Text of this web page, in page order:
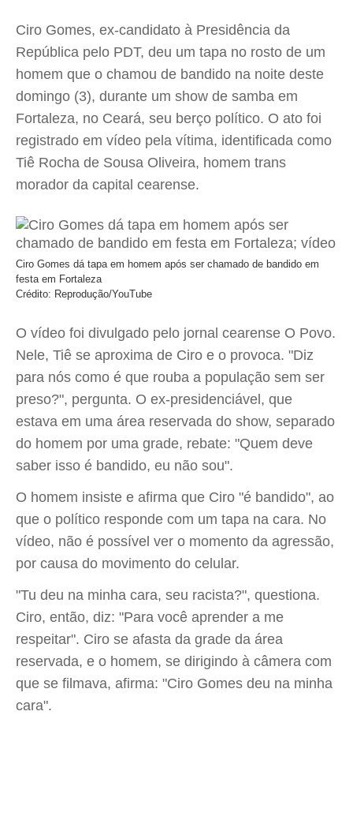
Ciro Gomes, ex-candidato à Presidência da
República pelo PDT, deu um tapa no rosto de um
homem que o chamou de bandido na noite deste
domingo (3), durante um show de samba em
Fortaleza, no Ceará, seu berço político. O ato foi
registrado em vídeo pela vítima, identificada como
Tiê Rocha de Sousa Oliveira, homem trans
morador da capital cearense.
Ciro Gomes dá tapa em homem após ser chamado de bandido em
festa em Fortaleza
Crédito: Reprodução/YouTube
O vídeo foi divulgado pelo jornal cearense O Povo.
Nele, Tiê se aproxima de Ciro e o provoca. "Diz
para nós como é que rouba a população sem ser
preso?", pergunta. O ex-presidenciável, que
estava em uma área reservada do show, separado
do homem por uma grade, rebate: "Quem deve
saber isso é bandido, eu não sou".
O homem insiste e afirma que Ciro "é bandido", ao
que o político responde com um tapa na cara. No
vídeo, não é possível ver o momento da agressão,
por causa do movimento do celular.
"Tu deu na minha cara, seu racista?", questiona.
Ciro, então, diz: "Para você aprender a me
respeitar". Ciro se afasta da grade da área
reservada, e o homem, se dirigindo à câmera com
que se filmava, afirma: "Ciro Gomes deu na minha
cara".